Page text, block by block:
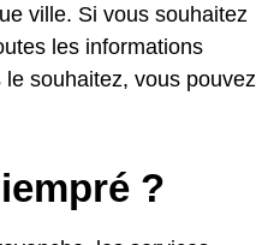
ville. Si vous souhaitez
les informations
le souhaitez, vous pouvez
?